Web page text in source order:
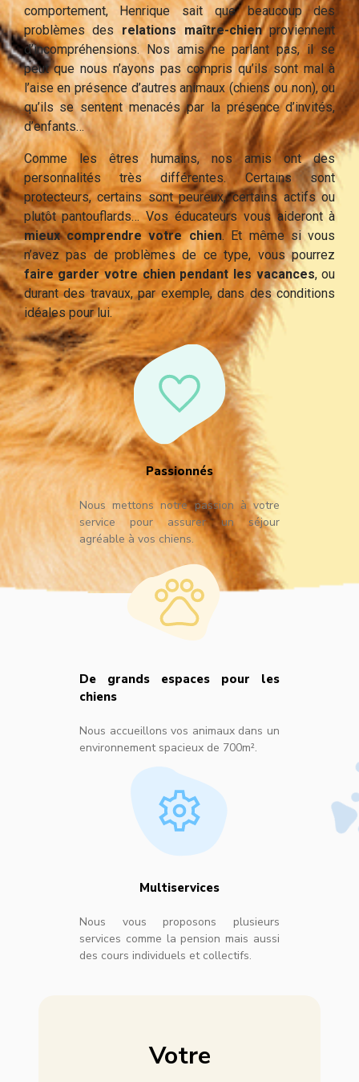
comportement, Henrique sait que beaucoup des
problèmes des relations maître-chienproviennent
d’incompréhensions. Nos amis ne parlant pas, il se
peut que nous n’ayons pas compris qu’ils sont mal à
l’aise en présence d’autres animaux (chiens ou non), ou
qu’ils se sentent menacés par la présence d’invités,
d’enfants…
Comme les êtres humains, nos amis ont des
personnalités très différentes. Certains sont
protecteurs, certains sont peureux, certains actifs ou
plutôt pantouflards… Vos éducateurs vous aideront à
mieux comprendre votre chien. Et même si vous
n’avez pas de problèmes de ce type, vous pourrez
faire garder votre chien pendant les vacances, ou
durant des travaux, par exemple, dans des conditions
idéales pour lui.
Passionnés
Nous mettons notre passion à votre
service pour assurer un séjour
agréable à vos chiens.
De grands espaces pour les
chiens
Nous accueillons vos animaux dans un
environnement spacieux de 700m².
Multiservices
Nous vous proposons plusieurs
services comme la pension mais aussi
des cours individuels et collectifs.
Votre